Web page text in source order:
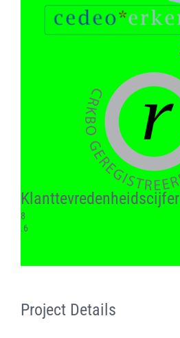
Klant­tevreden­heids­cijfer
8
.6
Project Details